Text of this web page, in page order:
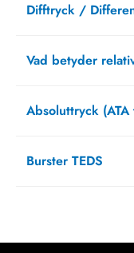
Difftryck /
Vad betyder
Absoluttryck (ATA
Burster TEDS